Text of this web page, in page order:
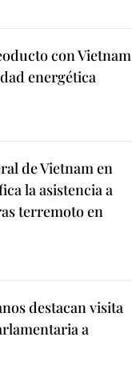
con Vietnam
energética
de Vietnam en
la asistencia a
terremoto en
destacan visita
a